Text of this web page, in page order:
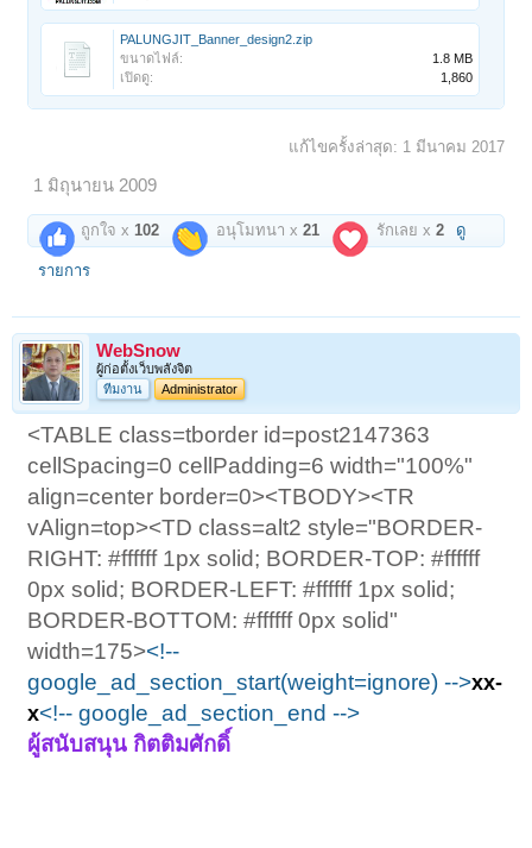
PALUNGJIT_Banner_design2.zip
ขนาดไฟล์:
1.8 MB
เปิดดู:
1,860
แก้ไขครั้งล่าสุด: 1 มีนาคม 2017
1 มิถุนายน 2009
ถูกใจ x 102 อนุโมทนา x21 รักเลย x2 ดู
รายการ
WebSnow
ผู้ก่อตั้งเว็บพลังจิต
ทีมงาน
Administrator
<TABLE class=tborder id=post2147363
cellSpacing=0 cellPadding=6 width="100%"
align=center border=0><TBODY><TR
vAlign=top><TD class=alt2 style="BORDER-
RIGHT: #ffffff 1px solid; BORDER-TOP: #ffffff
0px solid; BORDER-LEFT: #ffffff 1px solid;
BORDER-BOTTOM: #ffffff 0px solid"
width=175><!--
google_ad_section_start(weight=ignore) -->xx-
x<!-- google_ad_section_end -->
ผู้สนับสนุน กิตติมศักดิ์